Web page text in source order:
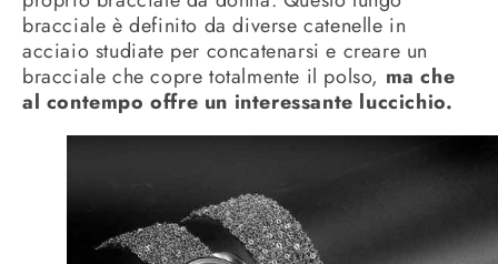
bracciale è definito da diverse catenelle in
acciaio studiate per concatenarsi e creare un
bracciale che copre totalmente il polso, ma che
al contempo offre un interessante luccichio.